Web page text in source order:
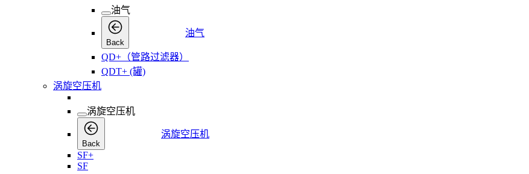
油气
Back
油气
QD+（管路过滤器）
QDT+ (罐)
涡旋空压机
涡旋空压机
Back
涡旋空压机
SF+
SF